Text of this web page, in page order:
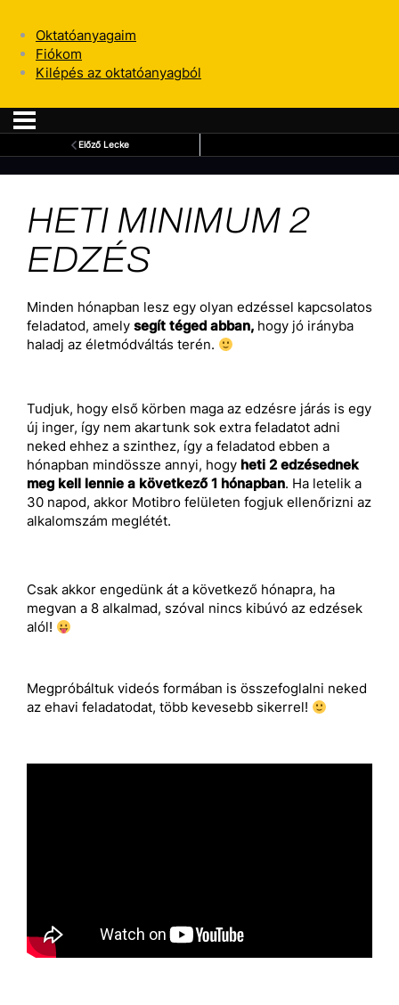
Oktatóanyagaim
Fiókom
Kilépés az oktatóanyagból
Előző Lecke
HETI MINIMUM 2
EDZÉS
Minden hónapban lesz egy olyan edzéssel kapcsolatos
feladatod, amely segít téged abban, hogy jó irányba
haladj az életmódváltás terén.
Tudjuk, hogy első körben maga az edzésre járás is egy
új inger, így nem akartunk sok extra feladatot adni
neked ehhez a szinthez, így a feladatod ebben a
hónapban mindössze annyi, hogy heti 2 edzésednek
meg kell lennie a következő 1 hónapban. Ha letelik a
30 napod, akkor Motibro felületen fogjuk ellenőrizni az
alkalomszám meglétét.
Csak akkor engedünk át a következő hónapra, ha
megvan a 8 alkalmad, szóval nincs kibúvó az edzések
alól!
Megpróbáltuk videós formában is összefoglalni neked
az ehavi feladatodat, több kevesebb sikerrel!